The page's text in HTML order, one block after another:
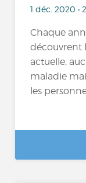
1 déc. 2020 •
Chaque
découvrent
actuelle,
maladie
les